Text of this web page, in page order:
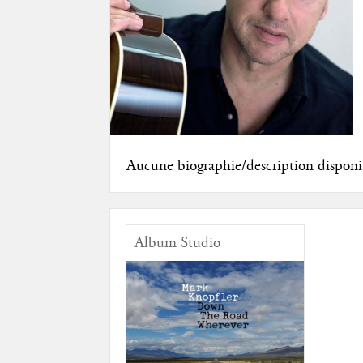
Aucune biographie/description
Album Studio